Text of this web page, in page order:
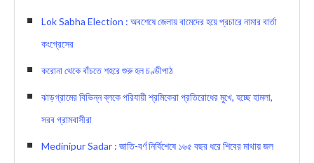
Lok Sabha Election : অবশেষে জেলায় বামেদের হয়ে প্রচারে নামার বার্তা
কংগ্রেসের
করোনা থেকে বাঁচতে শহরে শুরু হল চণ্ডীপাঠ
ঝাড়গ্রামের বিভিন্ন ব্লকে পরিযায়ী শ্রমিকেরা প্রতিরোধের মুখে, হচ্ছে হামলা,
সরব গ্রামবাসীরা
Medinipur Sadar : জাতি-বর্ণ নির্বিশেষে ১৬৫ বছর ধরে শিবের মাথায় জল